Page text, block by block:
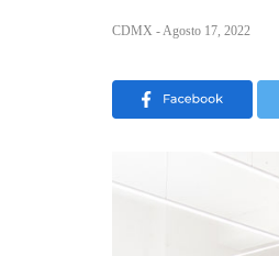
CDMX - Agosto 17, 2022